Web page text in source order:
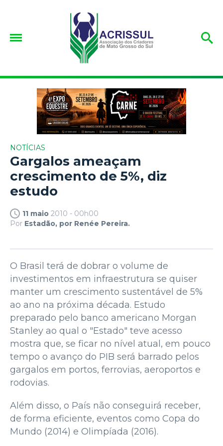
NOTÍCIAS
Gargalos ameaçam
crescimento de 5%, diz
estudo
11 maio 2010 - 00h00
Por Estadão, por Renée Pereira.
O Brasil terá de dobrar o volume de
investimentos em infraestrutura se quiser
manter um crescimento sustentável de 5%
ao ano na próxima década. Estudo
preparado pelo banco americano Morgan
Stanley ao qual o "Estado" teve acesso
mostra que, se ficar no nível atual, em pouco
tempo o avanço do PIB será barrado pelos
gargalos em portos, ferrovias, aeroportos e
rodovias.
Além disso, o País não conseguirá receber,
de forma eficiente, eventos como Copa do
Mundo (2014) e Olimpíada (2016).